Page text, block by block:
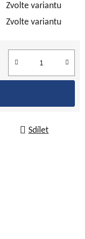
Zvolte variantu
Zvolte variantu
Sdílet